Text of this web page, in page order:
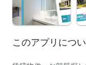
このアプリにつ